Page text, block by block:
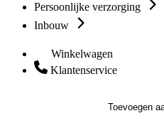
Persoonlijke verzorging
Inbouw
Winkelwagen
Klantenservice
Toevoegen